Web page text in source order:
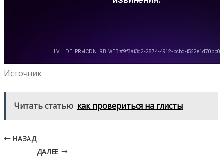
Источник
Читать статью как провериться на глисты
НАЗАД
ДАЛЕЕ